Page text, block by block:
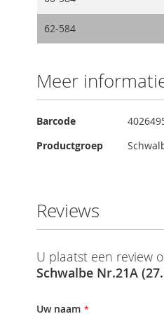
62-584
Meer
Meer
Barcode
Productgroep
Reviews
U plaatst een review
Schwalbe Nr.21A
Uw naam